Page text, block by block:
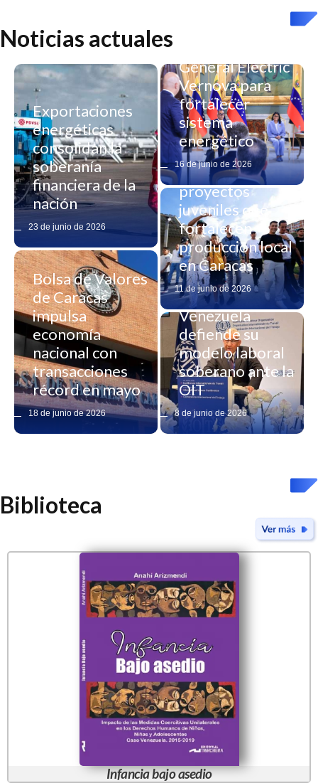
Noticias actuales
Exportaciones
energéticas
consolidan la
soberanía
financiera de la
nación
23 de junio de 2026
Bolsa de Valores
de Caracas
impulsa
economía
nacional con
transacciones
récord en mayo
18 de junio de 2026
General Electric
Vernova para
fortalecer
sistema
energético
16 de junio de 2026
Gobierno
impulsa
proyectos
juveniles que
fortalecen
producción local
en Caracas
11 de junio de 2026
Venezuela
defiende su
modelo laboral
soberano ante la
OIT
8 de junio de 2026
Biblioteca
Infancia bajo asedio